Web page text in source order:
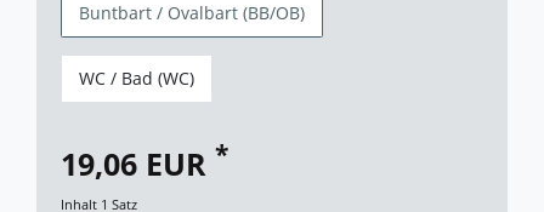
Buntbart / Ovalbart (BB/OB)
WC / Bad (WC)
19,06 EUR *
Inhalt 1 Satz